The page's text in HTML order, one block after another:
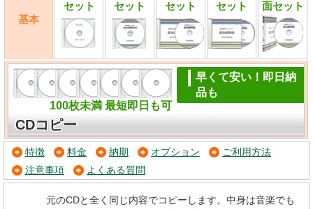
基本
セット
セット
セット
セット
面セット
早くて安い！即日納
品も
100枚未満 最短即日も可
CDコピー
特徴 料金 納期 オプション
ご利用方法
注意事項
よくある質問
元のCDと全く同じ内容でコピーします。中身は音楽でも